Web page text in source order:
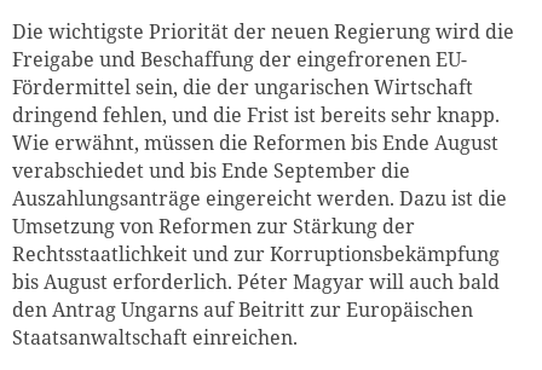
Die wichtigste Priorität der neuen Regierung wird die
Freigabe und Beschaffung der eingefrorenen EU-
Fördermittel sein, die der ungarischen Wirtschaft
dringend fehlen, und die Frist ist bereits sehr knapp.
Wie erwähnt, müssen die Reformen bis Ende August
verabschiedet und bis Ende September die
Auszahlungsanträge eingereicht werden. Dazu ist die
Umsetzung von Reformen zur Stärkung der
Rechtsstaatlichkeit und zur Korruptionsbekämpfung
bis August erforderlich. Péter Magyar will auch bald
den Antrag Ungarns auf Beitritt zur Europäischen
Staatsanwaltschaft einreichen.